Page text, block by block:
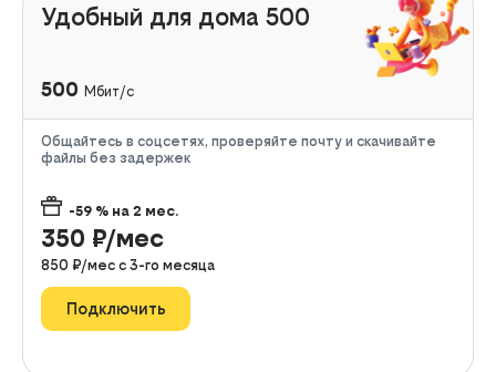
Удобный для дома 500
500 Мбит/с
Общайтесь в соцсетях, проверяйте почту и скачивайте
файлы без задержек
-59 % на 2 мес.
350 ₽/мес
850 ₽/мес с 3-го месяца
Подключить